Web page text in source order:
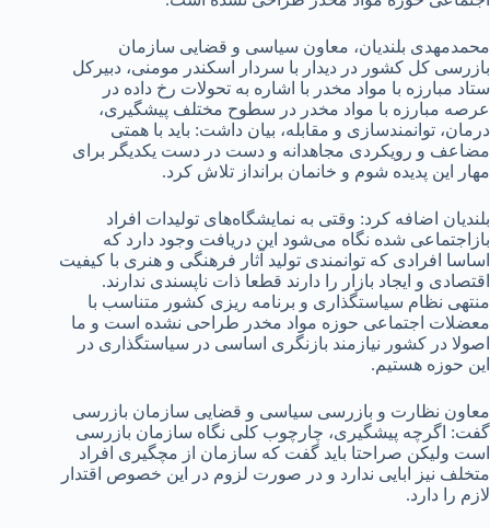
محمدمهدی بلندیان، معاون سیاسی و قضایی سازمان
بازرسی کل کشور در دیدار با سردار اسکندر مومنی، دبیرکل
ستاد مبارزه با مواد مخدر با اشاره به تحولات رخ داده در
عرصه مبارزه با مواد مخدر در سطوح مختلف پیشگیری،
درمان، توانمندسازی و مقابله، بیان داشت: باید با همتی
مضاعف و رویکردی مجاهدانه و دست در دست یکدیگر برای
مهار این پدیده شوم و خانمان برانداز تلاش کرد.
بلندیان اضافه کرد: وقتی به نمایشگاه‌های تولیدات افراد
بازاجتماعی شده نگاه می‌شود این دریافت وجود دارد که
اساسا افرادی که توانمندی تولید آثار فرهنگی و هنری با کیفیت
اقتصادی و ایجاد بازار را دارند قطعا ذات ناپسندی ندارند.
منتهی نظام سیاستگذاری و برنامه ریزی کشور متناسب با
معضلات اجتماعی حوزه مواد مخدر طراحی نشده است و ما
اصولا در کشور نیازمند بازنگری اساسی در سیاستگذاری در
این حوزه هستیم.
معاون نظارت و بازرسی سیاسی و قضایی سازمان بازرسی
گفت: اگرچه پیشگیری، چارچوب کلی نگاه سازمان بازرسی
است ولیکن صراحتا باید گفت که سازمان از مچگیری افراد
متخلف نیز ابایی ندارد و در صورت لزوم در این خصوص اقتدار
لازم را دارد.